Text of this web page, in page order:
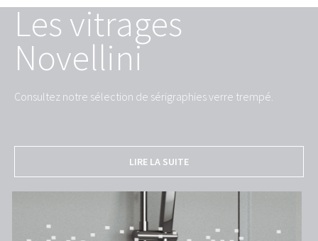
Les vitrages
Novellini
Consultez notre sélection de sérigraphies verre trempé.
LIRE LA SUITE